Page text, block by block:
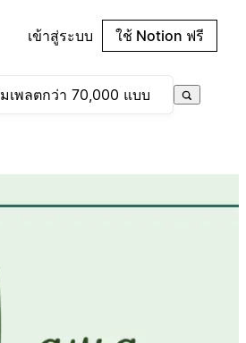
เข้าสู่ระบบ ใช้ Notion ฟรี